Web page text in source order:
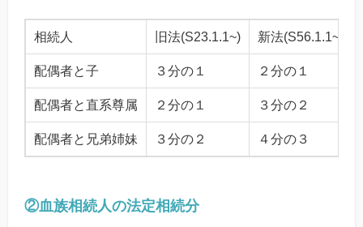
相続人 旧法(S23.1.1~) 新法(S56.1.1~)
配偶者と子 ３分の１ ２分の１
配偶者と直系尊属 ２分の１ ３分の２
配偶者と兄弟姉妹 ３分の２ ４分の３
②血族相続人の法定相続分